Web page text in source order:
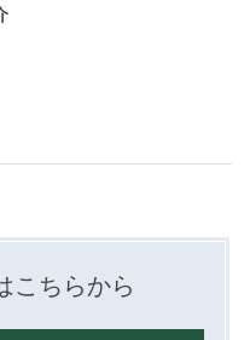
こちらから